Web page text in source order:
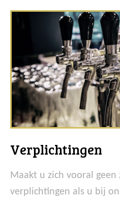
Verplichtingen
Maakt u zich vooral geen
verplichtingen als u bij